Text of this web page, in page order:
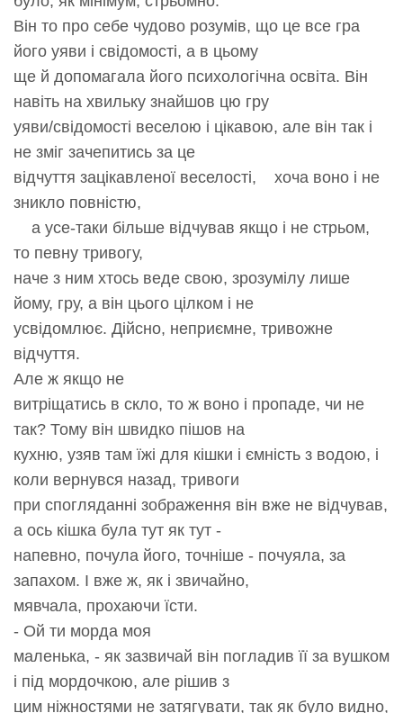
Він то про себе чудово розумів, що це все гра
його уяви і свідомості, а в цьому
ще й допомагала його психологічна освіта. Він
навіть на хвильку знайшов цю гру
уяви/свідомості веселою і цікавою, але він так і
не зміг зачепитись за це
відчуття зацікавленої веселості, хоча воно і не
зникло повністю,
а усе-таки більше відчував якщо і не стрьом,
то певну тривогу,
наче з ним хтось веде свою, зрозумілу лише
йому, гру, а він цього цілком і не
усвідомлює. Дійсно, неприємне, тривожне
відчуття.
Але ж якщо не
витріщатись в скло, то ж воно і пропаде, чи не
так? Тому він швидко пішов на
кухню, узяв там їжі для кішки і ємність з водою, і
коли вернувся назад, тривоги
при спогляданні зображення він вже не відчував,
а ось кішка була тут як тут -
напевно, почула його, точніше - почуяла, за
запахом. І вже ж, як і звичайно,
мявчала, прохаючи їсти.
- Ой ти морда моя
маленька, - як зазвичай він погладив її за вушком
і під мордочкою, але рішив з
цим ніжностями не затягувати, так як було видно,